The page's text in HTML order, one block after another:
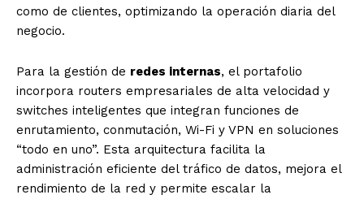
como de clientes, optimizando la operación diaria del
negocio.
Para la gestión de redes internas, el portafolio
incorpora routers empresariales de alta velocidad y
switches inteligentes que integran funciones de
enrutamiento, conmutación, Wi-Fi y VPN en soluciones
“todo en uno”. Esta arquitectura facilita la
administración eficiente del tráfico de datos, mejora el
rendimiento de la red y permite escalar la